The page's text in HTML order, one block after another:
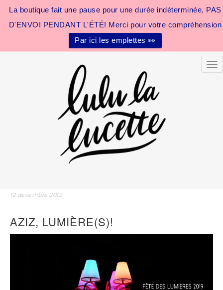
La boutique fait une pause pour une durée indéterminée, PAS
D'ENVOI PENDANT L'ÉTÉ! Merci pour votre compréhension
Par ici les emplettes 👀
12 décembre 2019
AZIZ, LUMIÈRE(S)!